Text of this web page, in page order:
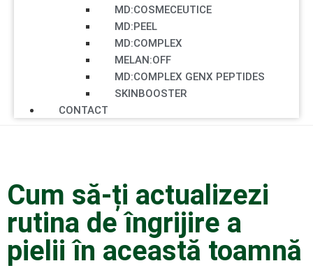
MD:COSMECEUTICE
MD:PEEL
MD:COMPLEX
MELAN:OFF
MD:COMPLEX GENX PEPTIDES
SKINBOOSTER
CONTACT
Cum să-ți actualizezi
rutina de îngrijire a
pielii în această toamnă